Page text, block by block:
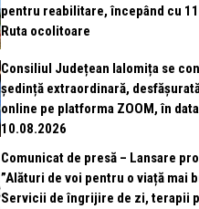
pentru reabilitare, începând cu
Ruta ocolitoare
Consiliul Județean Ialomița se
ședință extraordinară,
online pe platforma ZOOM, în
10.08.2026
Comunicat de presă – Lansare
”Alături de voi pentru o viață mai
Servicii de îngrijire de zi, terapii